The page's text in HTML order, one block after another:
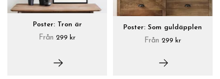
Poster: Tron är
Från 299 kr
Poster: Som guldäpplen
Från 299 kr